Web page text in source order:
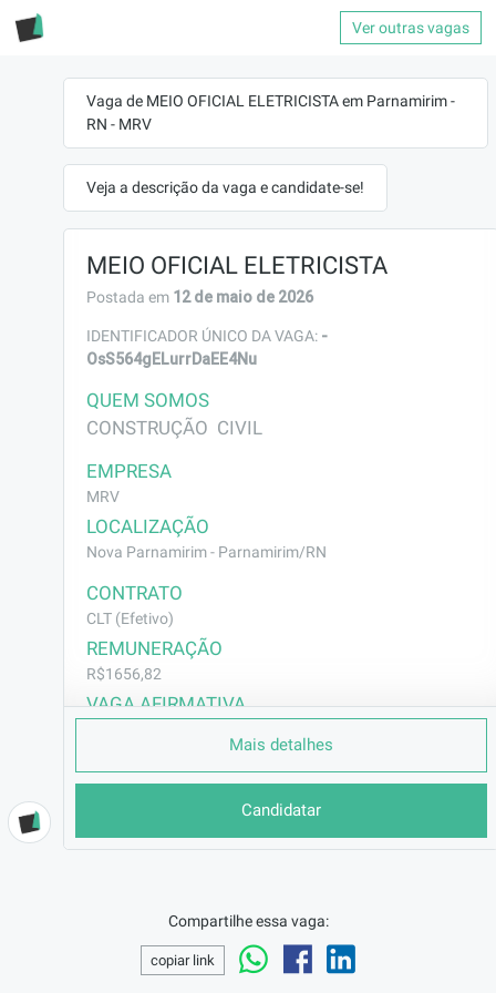
Ver outras vagas
Vaga de MEIO OFICIAL ELETRICISTA em Parnamirim -
RN - MRV
Veja a descrição da vaga e candidate-se!
MEIO OFICIAL ELETRICISTA
Postada em 12 de maio de 2026
IDENTIFICADOR ÚNICO DA VAGA: -
OsS564gELurrDaEE4Nu
QUEM SOMOS
CONSTRUÇÃO  CIVIL
EMPRESA
MRV
LOCALIZAÇÃO
Nova Parnamirim - Parnamirim/RN
CONTRATO
CLT (Efetivo)
REMUNERAÇÃO
R$1656,82
VAGA AFIRMATIVA
Construção Civil
Cesta Básica
Responsável por fazer algumas atividades do
oficial eletricista e oferecer suporte à ele nas
frentes de serviços específicas. Cargo
Candidatar
Mais detalhes
Compartilhe essa vaga:
copiar link